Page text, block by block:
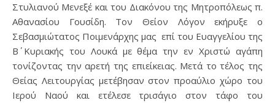
Στυλιανού Μενεξέ και του Διακόνου της Μητροπόλεως π.
Αθανασίου Γουσίδη. Τον Θείον Λόγον εκήρυξε ο
Σεβασμιώτατος Ποιμενάρχης μας επί του Ευαγγελίου της
Β΄ Κυριακής του Λουκά με θέμα την εν Χριστώ αγάπη
τονίζοντας την αρετή της επιείκειας. Μετά το τέλος της
Θείας Λειτουργίας μετέβησαν στον προαύλιο χώρο του
Ιερού Ναού και ετέλεσε τρισάγιο στον τάφο του